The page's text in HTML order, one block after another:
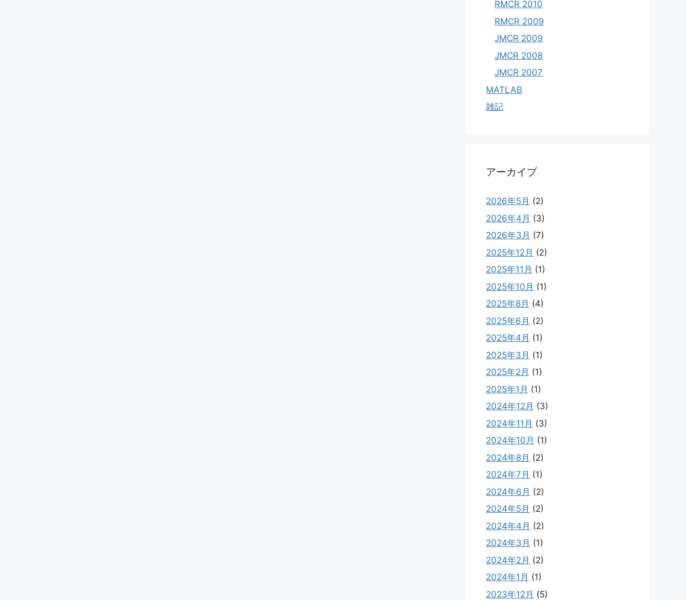
RMCR 2010
RMCR 2009
JMCR 2009
JMCR 2008
JMCR 2007
MATLAB
雑記
アーカイブ
2026年5月 (2)
2026年4月 (3)
2026年3月 (7)
2025年12月 (2)
2025年11月 (1)
2025年10月 (1)
2025年8月 (4)
2025年6月 (2)
2025年4月 (1)
2025年3月 (1)
2025年2月 (1)
2025年1月 (1)
2024年12月 (3)
2024年11月 (3)
2024年10月 (1)
2024年8月 (2)
2024年7月 (1)
2024年6月 (2)
2024年5月 (2)
2024年4月 (2)
2024年3月 (1)
2024年2月 (2)
2024年1月 (1)
2023年12月 (5)